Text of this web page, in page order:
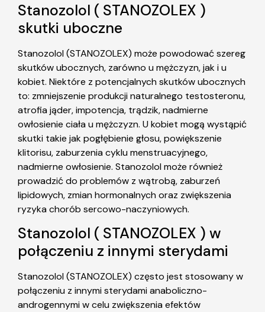
Stanozolol ( STANOZOLEX )
skutki uboczne
Stanozolol (STANOZOLEX) może powodować szereg
skutków ubocznych, zarówno u mężczyzn, jak i u
kobiet. Niektóre z potencjalnych skutków ubocznych
to: zmniejszenie produkcji naturalnego testosteronu,
atrofia jąder, impotencja, trądzik, nadmierne
owłosienie ciała u mężczyzn. U kobiet mogą wystąpić
skutki takie jak pogłębienie głosu, powiększenie
klitorisu, zaburzenia cyklu menstruacyjnego,
nadmierne owłosienie. Stanozolol może również
prowadzić do problemów z wątrobą, zaburzeń
lipidowych, zmian hormonalnych oraz zwiększenia
ryzyka chorób sercowo-naczyniowych.
Stanozolol ( STANOZOLEX ) w
połączeniu z innymi sterydami
Stanozolol (STANOZOLEX) często jest stosowany w
połączeniu z innymi sterydami anaboliczno-
androgennymi w celu zwiększenia efektów